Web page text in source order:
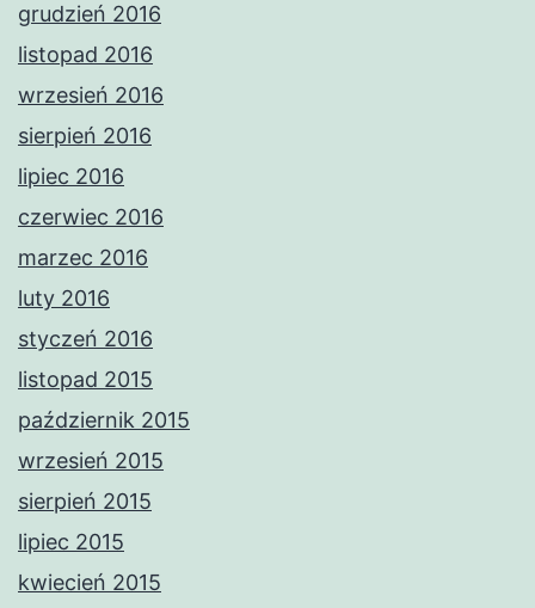
grudzień 2016
listopad 2016
wrzesień 2016
sierpień 2016
lipiec 2016
czerwiec 2016
marzec 2016
luty 2016
styczeń 2016
listopad 2015
październik 2015
wrzesień 2015
sierpień 2015
lipiec 2015
kwiecień 2015